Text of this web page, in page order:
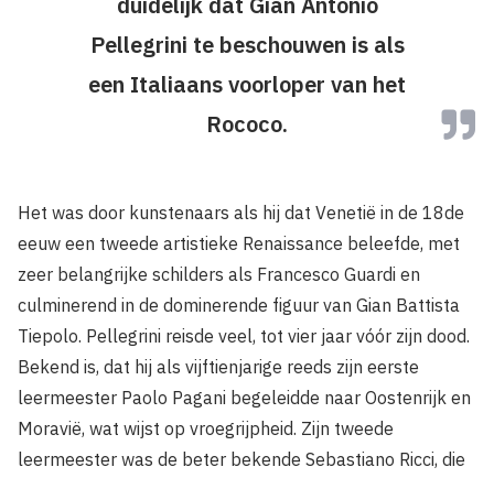
Pellegrini te beschouwen is als
een Italiaans voorloper van het
Rococo.
Het was door kunstenaars als hij dat Venetië in de 18de
eeuw een tweede artistieke Renaissance beleefde, met
zeer belangrijke schilders als Francesco Guardi en
culminerend in de dominerende figuur van Gian Battista
Tiepolo. Pellegrini reisde veel, tot vier jaar vóór zijn dood.
Bekend is, dat hij als vijftienjarige reeds zijn eerste
leermeester Paolo Pagani begeleidde naar Oostenrijk en
Moravië, wat wijst op vroegrijpheid. Zijn tweede
leermeester was de beter bekende Sebastiano Ricci, die